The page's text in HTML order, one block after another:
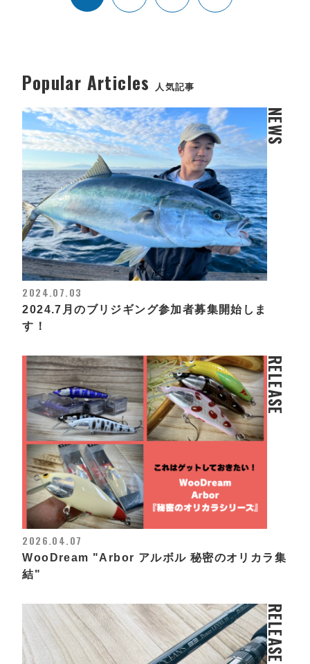
Popular Articles 人気記事
NEWS
2024.07.03
2024.7月のブリジギング参加者募集開始しま
す！
RELEASE
2026.04.07
WooDream "Arbor アルボル 秘密のオリカラ集
結"
RELEASE